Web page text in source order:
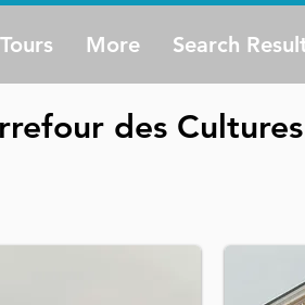
More Search
des Cultures